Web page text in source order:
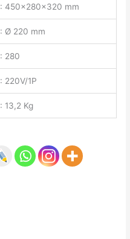
: 450x280x320 mm
: Ø 220 mm
: 280
: 220V/1P
: 13,2 Kg